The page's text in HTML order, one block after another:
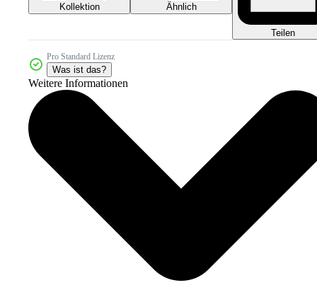
Kollektion Ähnlich
Teilen
Pro Standard Lizenz
Was ist das?
Weitere Informationen